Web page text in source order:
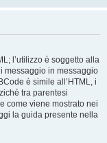
l’utilizzo è soggetto alla
messaggio in messaggio
è simile all’HTML, i
tra parentesi
come viene mostrato nei
la guida presente nella